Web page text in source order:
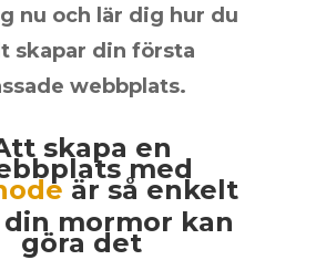
nu och lär dig hur du
skapar din första
webbplats.
skapa en
med
är så enkelt
din mormor kan
göra det